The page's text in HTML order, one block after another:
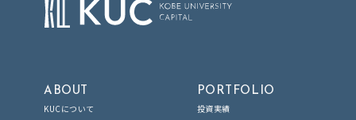
ABOUT
KUCについて
PORTFOLIO
投資実績